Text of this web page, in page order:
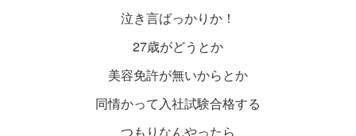
泣き言ばっかりか！
27歳がどうとか
美容免許が無いからとか
同情かって入社試験合格する
つもりなんやったら